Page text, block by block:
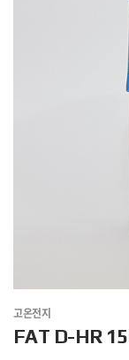
고온전지
FAT D-HR